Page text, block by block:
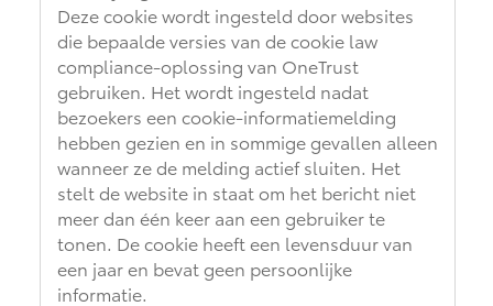
Vanaf € 89.986,-
Deze cookie wordt ingesteld door websites
die bepaalde versies van de cookie law
compliance-oplossing van OneTrust
gebruiken. Het wordt ingesteld nadat
bezoekers een cookie-informatiemelding
hebben gezien en in sommige gevallen alleen
wanneer ze de melding actief sluiten. Het
stelt de website in staat om het bericht niet
meer dan één keer aan een gebruiker te
tonen. De cookie heeft een levensduur van
een jaar en bevat geen persoonlijke
informatie.